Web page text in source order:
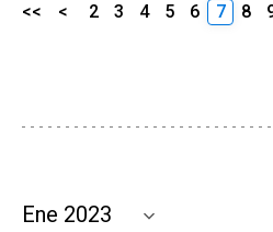
<< < 2 3 4 5 6 7 8